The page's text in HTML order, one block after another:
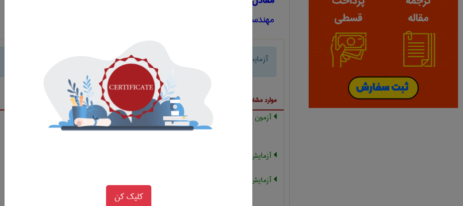
مهندسی عمران
آزمایش برشی سه محوره triaxial shear test
موارد مشابه با اصطلاح تخصصی فارسی آزمایش برشی سه محوره
آزمون دوام شتابدار
Accelerated durability
test
آزمایش نفوذپذیری هوا
آزمایش ارتعاش محیطی
کلیک کن